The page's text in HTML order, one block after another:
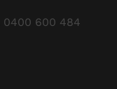
0400 600 484